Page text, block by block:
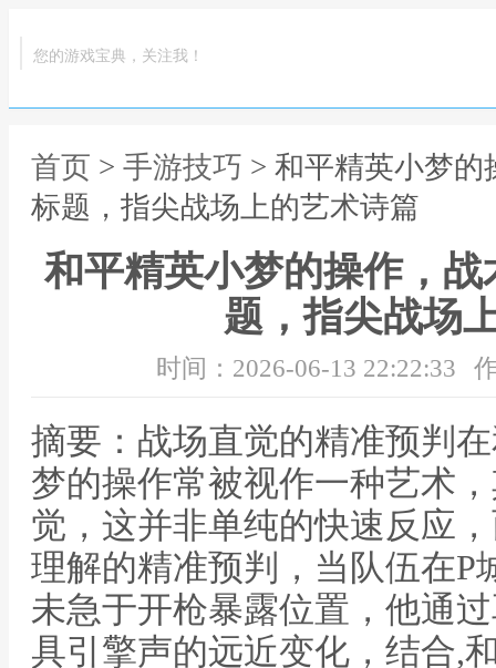
您的游戏宝典，关注我！
首页 > 手游技巧 > 和平精英小梦
标题，指尖战场上的艺术诗篇
和平精英小梦的操作，
题，指尖战场
时间：2026-06-13 22:22:33
摘要：战场直觉的精准预判
梦的操作常被视作一种艺术
觉，这并非单纯的快速反应
理解的精准预判，当队伍在P
未急于开枪暴露位置，他通
具引擎声的远近变化，结合,